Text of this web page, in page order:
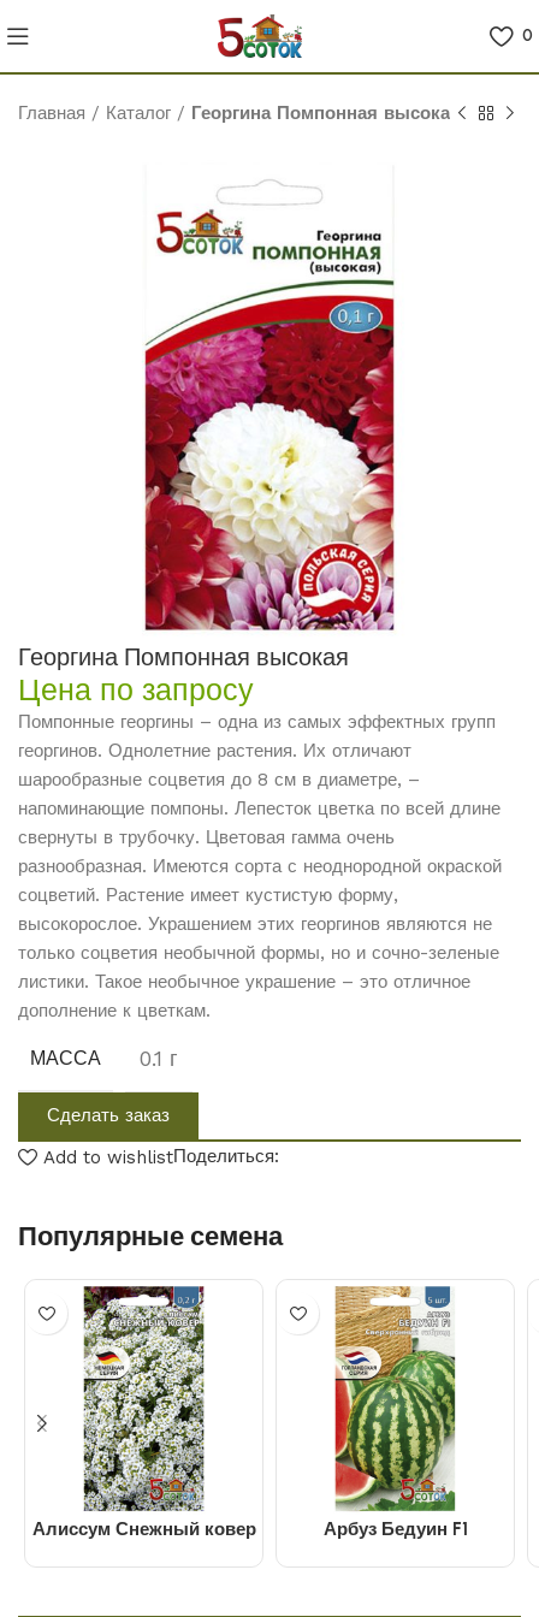
0
Главная / Каталог / Георгина Помпонная высокая
Георгина Помпонная высокая
Цена по запросу
Помпонные георгины – одна из самых эффектных групп
георгинов. Однолетние растения. Их отличают
шарообразные соцветия до 8 см в диаметре, –
напоминающие помпоны. Лепесток цветка по всей длине
свернуты в трубочку. Цветовая гамма очень
разнообразная. Имеются сорта с неоднородной окраской
соцветий. Растение имеет кустистую форму,
высокорослое. Украшением этих георгинов являются не
только соцветия необычной формы, но и сочно-зеленые
листики. Такое необычное украшение – это отличное
дополнение к цветкам.
МАССА 0.1 г
Сделать заказ
Add to wishlistПоделиться:
Популярные семена
Алиссум Снежный ковер Арбуз Бедуин F1